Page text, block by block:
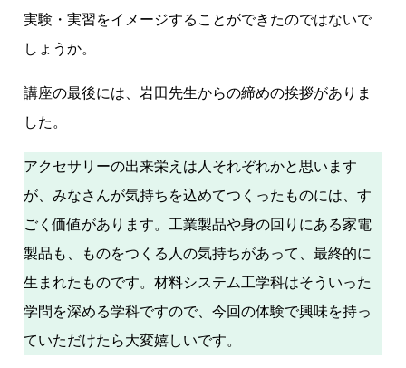
実験・実習をイメージすることができたのではないで
しょうか。
講座の最後には、岩田先生からの締めの挨拶がありま
した。
アクセサリーの出来栄えは人それぞれかと思います
が、みなさんが気持ちを込めてつくったものには、す
ごく価値があります。工業製品や身の回りにある家電
製品も、ものをつくる人の気持ちがあって、最終的に
生まれたものです。材料システム工学科はそういった
学問を深める学科ですので、今回の体験で興味を持っ
ていただけたら大変嬉しいです。